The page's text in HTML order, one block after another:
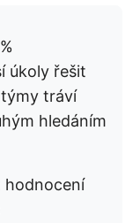
úkoly řešit
tráví
hledáním
hodnocení